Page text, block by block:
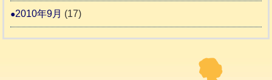
2010年9月 (17)